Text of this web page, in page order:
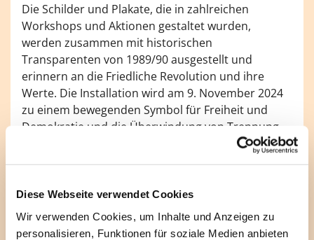
Diese Webseite verwendet Cookies
Wir verwenden Cookies, um Inhalte und Anzeigen zu
personalisieren, Funktionen für soziale Medien anbieten
Die Schilder und Plakate, die in zahlreichen
Workshops und Aktionen gestaltet wurden,
werden zusammen mit historischen
Transparenten von 1989/90 ausgestellt und
erinnern an die Friedliche Revolution und ihre
Werte. Die Installation wird am 9. November 2024
zu einem bewegenden Symbol für Freiheit und
Demokratie und die Überwindung von Trennung
Podiumsdiskussionen und anderen
Vergangenheit und Gegenwart zu treten. Wie einig